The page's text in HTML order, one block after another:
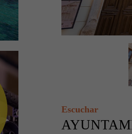
Escuchar